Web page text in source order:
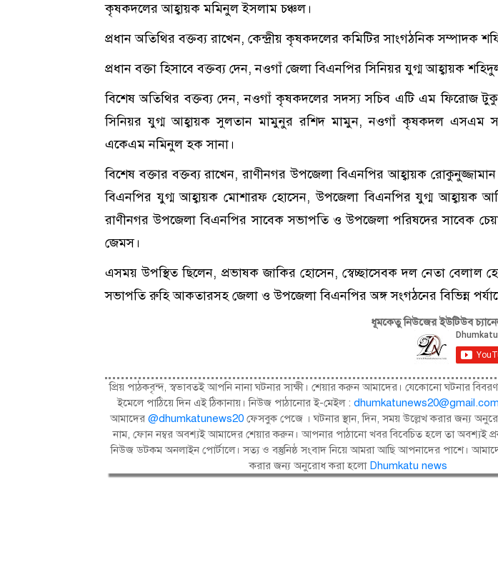
কৃষকদলের আহ্বায়ক মমিনুল ইসলাম চঞ্চল।
প্রধান অতিথির বক্তব্য রাখেন, কেন্দ্রীয় কৃষকদলের কমিটির সাংগঠনিক সম্পাদক
প্রধান বক্তা হিসাবে বক্তব্য দেন, নওগাঁ জেলা বিএনপির সিনিয়র যুগ্ম আহ্বায়ক
বিশেষ অতিথির বক্তব্য দেন, নওগাঁ কৃষকদলের সদস্য সচিব এটি এম ফিরোজ
সিনিয়র যুগ্ম আহ্বায়ক সুলতান মামুনুর রশিদ মামুন, নওগাঁ কৃষকদল এসএম
একেএম নমিনুল হক সানা।
বিশেষ বক্তার বক্তব্য রাখেন, রাণীনগর উপজেলা বিএনপির আহ্বায়ক
বিএনপির যুগ্ম আহ্বায়ক মোশারফ হোসেন, উপজেলা বিএনপির যুগ্ম আহ্বায়ক
রাণীনগর উপজেলা বিএনপির সাবেক সভাপতি ও উপজেলা পরিষদের সাবেক
জেমস।
এসময় উপস্থিত ছিলেন, প্রভাষক জাকির হোসেন, স্বেচ্ছাসেবক দল নেতা বেলাল
সভাপতি রুহি আকতারসহ জেলা ও উপজেলা বিএনপির অঙ্গ সংগঠনের বিভিন্ন
ধূমকেতু নিউজের ইউটিউব
প্রিয় পাঠকবৃন্দ, স্বভাবতই আপনি নানা ঘটনার সাক্ষী। শেয়ার করুন আমাদের। যেকোনো ঘটনার
ইমেলে পাঠিয়ে দিন এই ঠিকানায়। নিউজ পাঠানোর ই-মেইল : dhumkatunews20@gmail.com
আমাদের@dhumkatunews20 ফেসবুক পেজে । ঘটনার স্থান, দিন, সময় উল্লেখ করার জন্য
নাম, ফোন নম্বর অবশ্যই আমাদের শেয়ার করুন। আপনার পাঠানো খবর বিবেচিত হলে তা অবশ্যই
নিউজ ডটকম অনলাইন পোর্টালে। সত্য ও বস্তুনিষ্ঠ সংবাদ নিয়ে আমরা আছি আপনাদের পাশে।
করার জন্য অনুরোধ করা হলো Dhumkatu news